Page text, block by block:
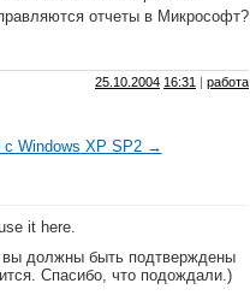
отчеты в Микрософт?
25.10.2004 16:31 | работа
с Windows XP SP2 →
it here.
вы должны быть подтверждены
Спасибо, что подождали.)